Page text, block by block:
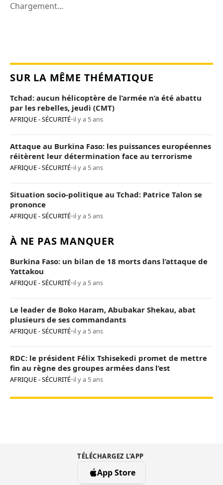
Chargement...
SUR LA MÊME THÉMATIQUE
Tchad: aucun hélicoptère de l’armée n’a été abattu
par les rebelles, jeudi (CMT)
AFRIQUE - SÉCURITÉ•il y a 5 ans
Attaque au Burkina Faso: les puissances européennes
réitèrent leur détermination face au terrorisme
AFRIQUE - SÉCURITÉ•il y a 5 ans
Situation socio-politique au Tchad: Patrice Talon se
prononce
AFRIQUE - SÉCURITÉ•il y a 5 ans
À NE PAS MANQUER
Burkina Faso: un bilan de 18 morts dans l’attaque de
Yattakou
AFRIQUE - SÉCURITÉ•il y a 5 ans
Le leader de Boko Haram, Abubakar Shekau, abat
plusieurs de ses commandants
AFRIQUE - SÉCURITÉ•il y a 5 ans
RDC: le président Félix Tshisekedi promet de mettre
fin au règne des groupes armées dans l’est
AFRIQUE - SÉCURITÉ•il y a 5 ans
TÉLÉCHARGEZ L’APP
App Store